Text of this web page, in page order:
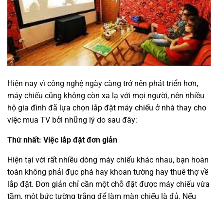
Hiện nay vì công nghệ ngày càng trở nên phát triển hơn,
máy chiếu cũng không còn xa lạ với mọi người, nên nhiều
hộ gia đình đã lựa chọn lắp đặt máy chiếu ở nhà thay cho
việc mua TV bởi những lý do sau đây:
Thứ nhất: Việc lắp đặt đơn giản
Hiện tại với rất nhiều dòng máy chiếu khác nhau, bạn hoàn
toàn không phải đục phá hay khoan tường hay thuê thợ về
lắp đặt. Đơn giản chỉ cần một chỗ đặt được máy chiếu vừa
tầm, một bức tường trắng để làm màn chiếu là đủ. Nếu